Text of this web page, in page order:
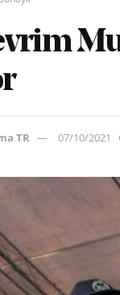
TR 07/10/2021